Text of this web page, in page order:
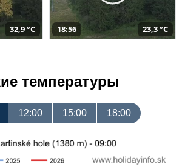
32,9 °C 18:56 23,3 °C
температуры
12:00 15:00 18:00